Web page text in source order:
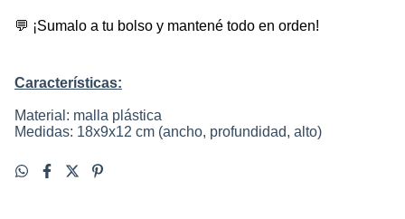
💬 ¡Sumalo a tu bolso y mantené todo en orden!
Características:
Material: malla plástica
Medidas: 18x9x12 cm (ancho, profundidad, alto)